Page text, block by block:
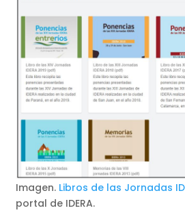
Imagen. Libros de las Jornadas
portal de IDERA.